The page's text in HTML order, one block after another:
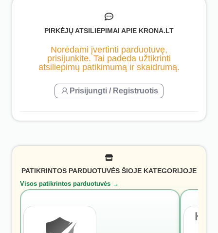
PIRKĖJŲ ATSILIEPIMAI APIE KRONA.LT
Norėdami įvertinti parduotuvę,
prisijunkite. Tai padeda užtikrinti
atsiliepimų patikimumą ir skaidrumą.
Prisijungti / Registruotis
PATIKRINTOS PARDUOTUVĖS ŠIOJE KATEGORIJOJE
Visos patikrintos parduotuvės →